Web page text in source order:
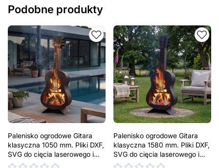
Podobne produkty
Palenisko ogrodowe Gitara
klasyczna 1050 mm. Pliki DXF,
SVG do cięcia laserowego i
plazmowego
Palenisko ogrodowe Gitara
klasyczna 1580 mm. Pliki DXF,
SVG do cięcia laserowego i
plazmowego